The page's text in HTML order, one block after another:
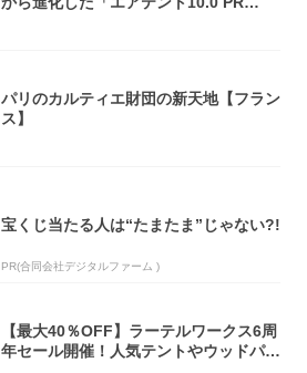
パリのカルティエ財団の新天地【フラン
ス】
宝くじ当たる人は“たまたま”じゃない?!
PR(合同会社デジタルファーム )
【最大40％OFF】ラーテルワークス6周
年セール開催！人気テントやウッドパネ